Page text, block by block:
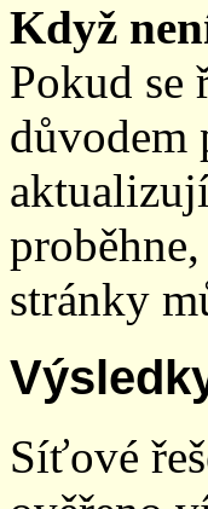
Když
Pokud se
důvodem
stránky
Síťové